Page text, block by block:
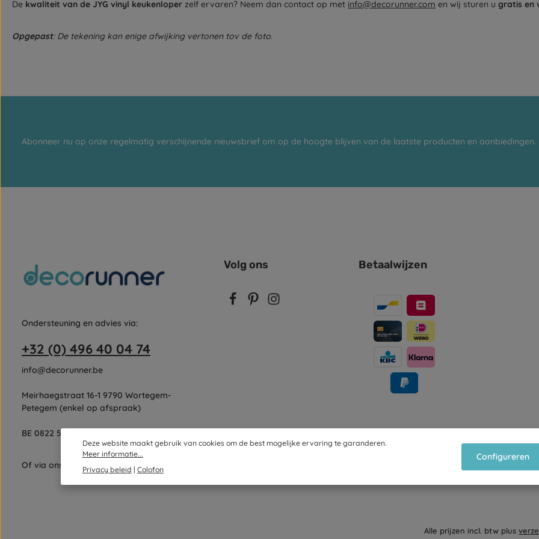
De kwaliteit van de JYG vinyl keukenloper zelf ervaren? Neem dan contact op met info@decorunner.com en wij sturen u gratis en
Opgepast: De tekening kan enige afwijking vertonen tov de foto.
Abonneer nu op onze regelmatig verschijnende nieuwsbrief om op de hoogte blijven van de laatste producten en aanbiedingen.
Ondersteuning en advies via:
+32 (0) 496 40 04 74
info@decorunner.be
Meirhaegstraat 16-1 9790 Wortegem-
Petegem (enkel op afspraak)
BE 0822 562 176
Of via ons contactformulier .
Volg ons Betaalwijzen
Alle prijzen incl. btw plus
Deze website maakt gebruik van cookies om de best mogelijke ervaring te garanderen.
Meer informatie...
Privacy beleid | Colofon
Configureren